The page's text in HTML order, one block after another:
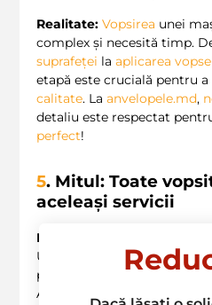
Realitate: Vopsirea unei
complex și necesită timp.
suprafeței la aplicarea
etapă este crucială pentru
calitate. La anvelopele.md,
detaliu este respectat
perfect!
5. Mitul: Toate
aceleași servicii
Realitate:
Există diferențe
Unele pot oferi servicii de
pregătiri adecvate sau
Alege un atelier care are o